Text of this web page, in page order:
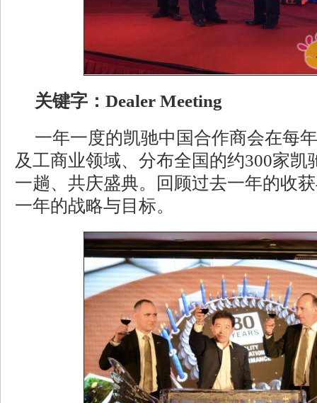
关键字：Dealer Meeting
一年一度的凯驰中国合作商会在每
及工商业领域、分布全国的约300家凯
一趟、共庆盛典。回顾过去一年的收
一年的战略与目标。